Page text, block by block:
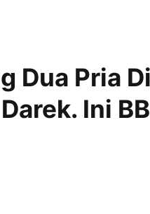
Dua Pria
Ini